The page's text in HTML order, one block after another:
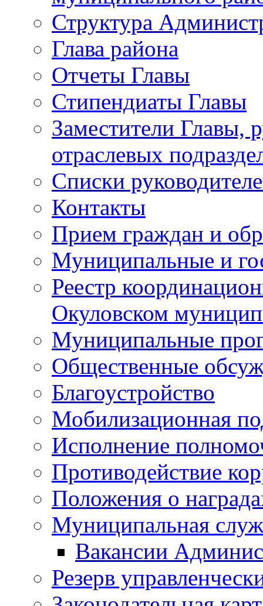
Структура
Глава района
Отчеты Главы
Стипендиаты Главы
Заместители Главы,
отраслевых
Списки
Контакты
Прием граждан и
Муниципальные и
Реестр
Окуловском
Муниципальные
Общественные
Благоустройство
Мобилизационная
Исполнение
Противодействие
Положения о
Муниципальная
Вакансии
Резерв